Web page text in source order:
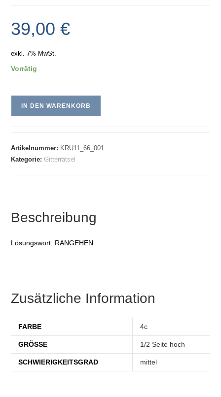
39,00€
exkl. 7% MwSt.
Vorrätig
IN DEN WARENKORB
Artikelnummer: KRU11_66_001
Kategorie:Gitterrätsel
Beschreibung
Lösungswort: RANGEHEN
Zusätzliche Information
FARBE 4c
GRÖSSE 1/2 Seite hoch
SCHWIERIGKEITSGRAD mittel